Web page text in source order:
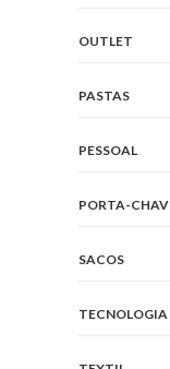
OUTLET
PASTAS
PESSOAL
PORTA-
SACOS
TECNOLOGIA